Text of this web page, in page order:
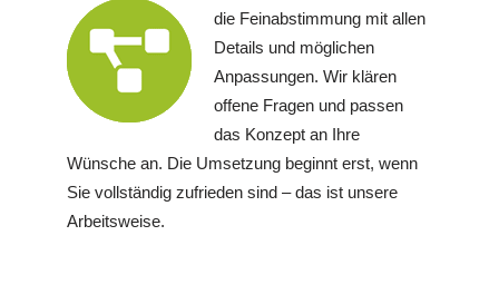
die Feinabstimmung mit allen
Details und möglichen
Anpassungen. Wir klären
offene Fragen und passen
das Konzept an Ihre
Wünsche an. Die Umsetzung beginnt erst, wenn
Sie vollständig zufrieden sind – das ist unsere
Arbeitsweise.